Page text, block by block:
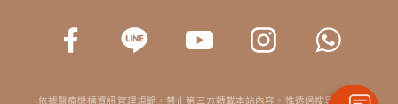
依據醫療機構資訊管理規範，禁止第三方轉載本站內容。惟透過搜尋